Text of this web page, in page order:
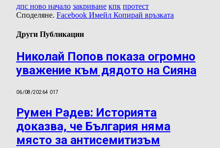
дпс ново начало закриване кпк протест
Споделяне. Facebook Имейл Копирай връзката
Други Публикации
Николай Попов показа огромно
уважение към дядото на Сияна
06/08/20264 017
Румен Радев: Историята
доказва, че България няма
място за антисемитизъм